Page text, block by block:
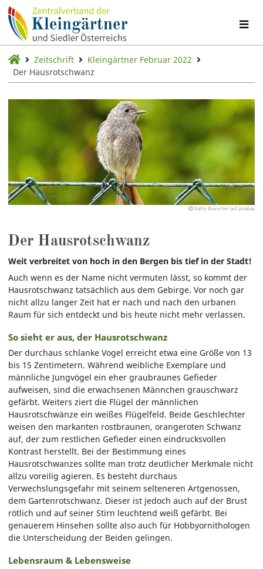
Zeitschrift
Kleingärtner Februar 2022
Der Hausrotschwanz
Kathy Buescher auf pixabay
Der Hausrotschwanz
Weit verbreitet von hoch in den Bergen bis tief in der Stadt!
Auch wenn es der Name nicht vermuten lässt, so kommt der
Hausrotschwanz tatsächlich aus dem Gebirge. Vor noch gar
nicht allzu langer Zeit hat er nach und nach den urbanen
Raum für sich entdeckt und bis heute nicht mehr verlassen.
So sieht er aus, der Hausrotschwanz
Der durchaus schlanke Vogel erreicht etwa eine Größe von 13
bis 15 Zentimetern. Während weibliche Exemplare und
männliche Jungvögel ein eher graubraunes Gefieder
aufweisen, sind die erwachsenen Männchen grauschwarz
gefärbt. Weiters ziert die Flügel der männlichen
Hausrotschwänze ein weißes Flügelfeld. Beide Geschlechter
weisen den markanten rostbraunen, orangeroten Schwanz
auf, der zum restlichen Gefieder einen eindrucksvollen
Kontrast herstellt. Bei der Bestimmung eines
Hausrotschwanzes sollte man trotz deutlicher Merkmale nicht
allzu voreilig agieren. Es besteht durchaus
Verwechslungsgefahr mit seinem selteneren Artgenossen,
dem Gartenrotschwanz. Dieser ist jedoch auch auf der Brust
rötlich und auf seiner Stirn leuchtend weiß gefärbt. Bei
genauerem Hinsehen sollte also auch für Hobbyornithologen
die Unterscheidung der Beiden gelingen.
Lebensraum & Lebensweise